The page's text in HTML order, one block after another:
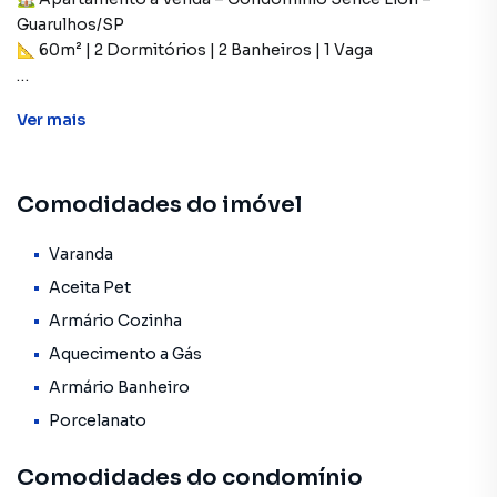
Guarulhos/SP
📐 60m² | 2 Dormitórios | 2 Banheiros | 1 Vaga
2 banheiros com box, armários planejados e pia de
Cozinha com planejados e pia em mármore preto
Sala de jantar com móveis planejados
Lavanderia com armários
Depósito com prateleiras
Sacada fechada com vidro
Ver mais
Comodidades do imóvel
Varanda
Aceita Pet
Armário Cozinha
Aquecimento a Gás
Armário Banheiro
Porcelanato
Comodidades do condomínio